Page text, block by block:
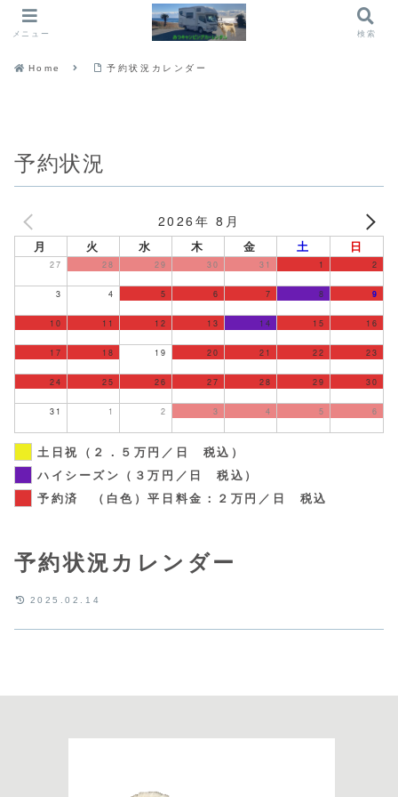
Home 予約状況カレンダー
予約状況カレンダー
予約状況
2026年 8月
月 火 水 木 金 土 日
27 28 29 30 31 1 2
3 4 5 6 7 8 9
10 11 12 13 14 15 16
17 18 19 20 21 22 23
24 25 26 27 28 29 30
31 1 2 3 4 5 6
土日祝（２．５万円／日 税込）
ハイシーズン（３万円／日 税込）
予約済 （白色）平日料金：２万円／日 税込
2025.02.14
メニュー 検索